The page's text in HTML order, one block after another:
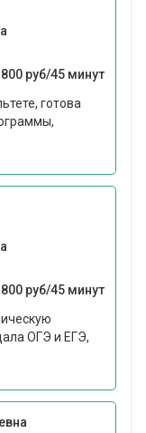
руб/45 минут
готова
руб/45 минут
ОГЭ и ЕГЭ,